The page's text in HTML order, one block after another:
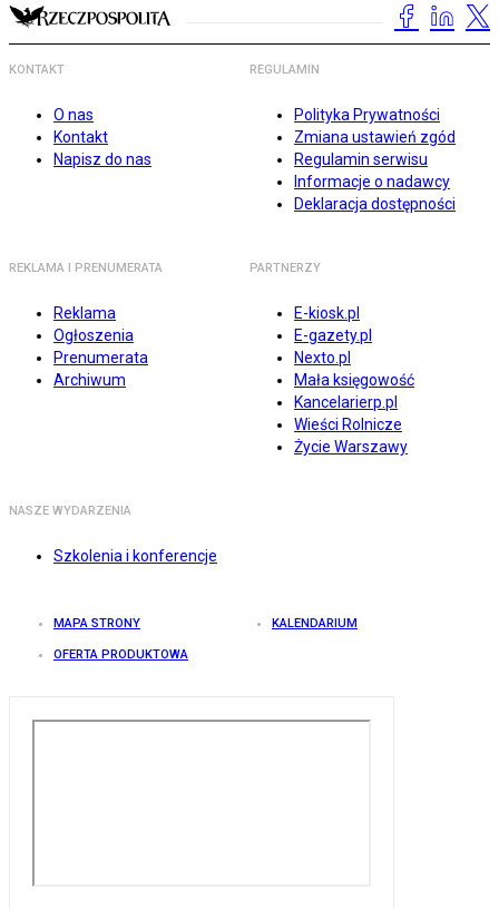
KONTAKT
O nas
Kontakt
Napisz do nas
REGULAMIN
Polityka Prywatności
Zmiana ustawień zgód
Regulamin serwisu
Informacje o nadawcy
Deklaracja dostępności
REKLAMA I PRENUMERATA
Reklama
Ogłoszenia
Prenumerata
Archiwum
PARTNERZY
E-kiosk.pl
E-gazety.pl
Nexto.pl
Mała księgowość
Kancelarierp.pl
Wieści Rolnicze
Życie Warszawy
NASZE WYDARZENIA
Szkolenia i konferencje
MAPA STRONY KALENDARIUM
OFERTA PRODUKTOWA